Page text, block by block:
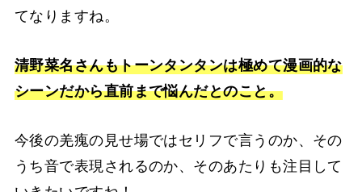
てなりますね。
清野菜名さんもトーンタンタンは極めて漫画的な
シーンだから直前まで悩んだとのこと。
今後の羌瘣の見せ場ではセリフで言うのか、その
うち音で表現されるのか、そのあたりも注目して